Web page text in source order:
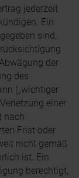
jederzeit
Ein
sind,
der
des
(„wichtiger
einer
nach
Frist oder
nicht gemäß
ist. Ein
berechtigt,